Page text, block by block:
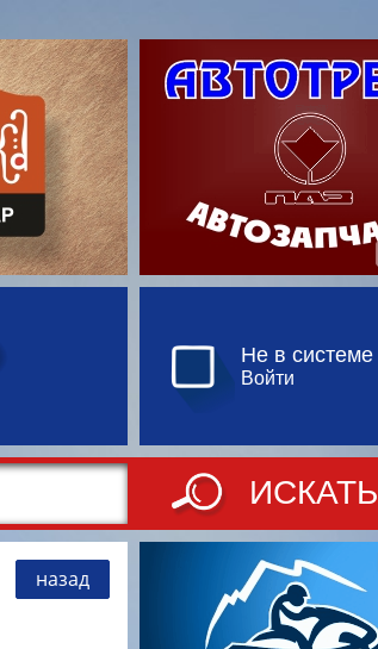
Не в системе
Войти
ИСКАТЬ
назад